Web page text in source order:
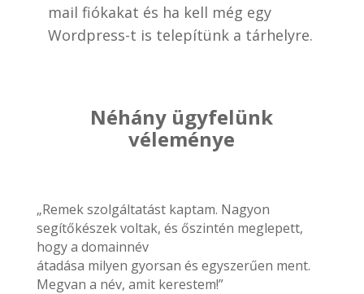
mail fiókakat és ha kell még egy
Wordpress-t is telepítünk a tárhelyre.
Néhány ügyfelünk
véleménye
„Remek szolgáltatást kaptam. Nagyon
segítőkészek voltak, és őszintén meglepett,
hogy a domainnév
átadása milyen gyorsan és egyszerűen ment.
Megvan a név, amit kerestem!”